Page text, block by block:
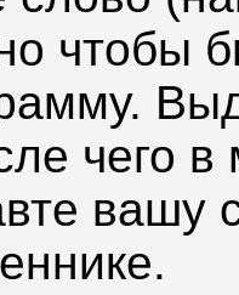
чтобы
чего
вашу